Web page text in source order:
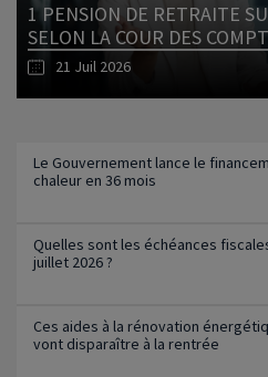
1 PENSION DE RETRAITE
SELON LA COUR DES
21 Juil 2026
Le Gouvernement lance le
chaleur en 36 mois
Quelles sont les échéances
juillet 2026 ?
Ces aides à la rénovation
vont disparaître à la rentrée